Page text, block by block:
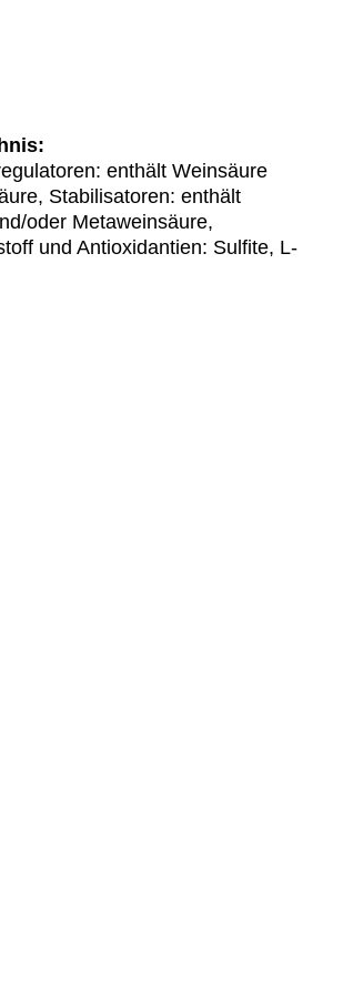
enthält Weinsäure
Stabilisatoren: enthält
oder Metaweinsäure,
und Antioxidantien: Sulfite, L-